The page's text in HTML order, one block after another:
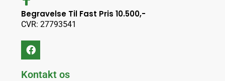
Begravelse Til Fast Pris 10.500,-
CVR: 27793541
Kontakt os